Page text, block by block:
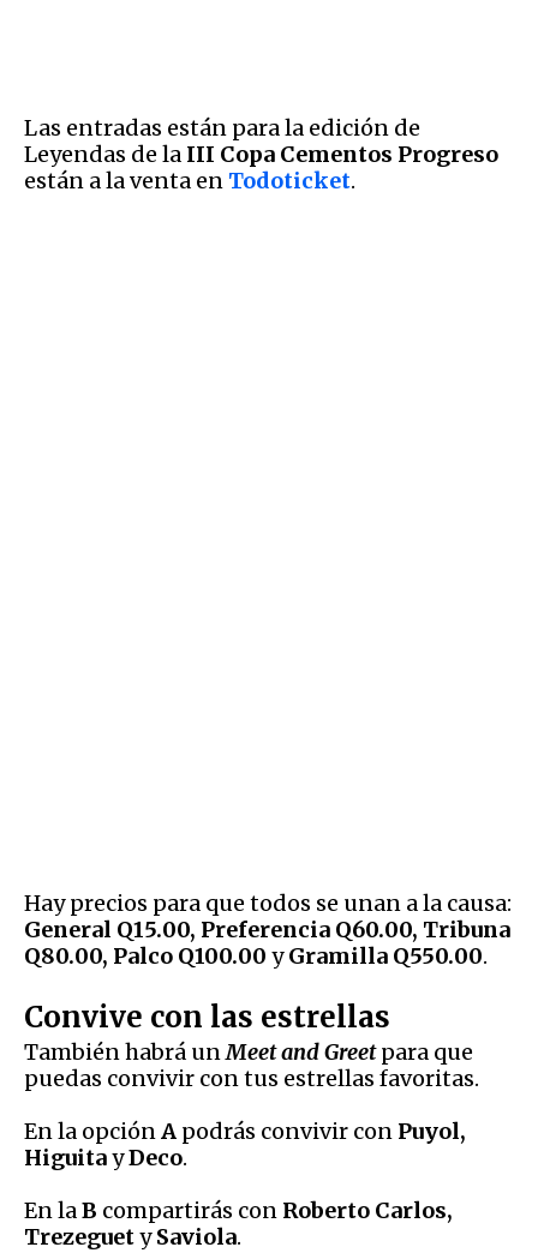
Las entradas están para la edición de
Leyendas de la III Copa Cementos Progreso
están a la venta en Todoticket.
Hay precios para que todos se unan a la causa:
General Q15.00, Preferencia Q60.00, Tribuna
Q80.00, Palco Q100.00 yGramilla Q550.00.
Convive con las estrellas
También habrá unMeet and Greetpara que
puedas convivir con tus estrellas favoritas.
En la opciónA podrás convivir con Puyol,
HiguitayDeco.
En laB compartirás con Roberto Carlos,
TrezeguetySaviola.